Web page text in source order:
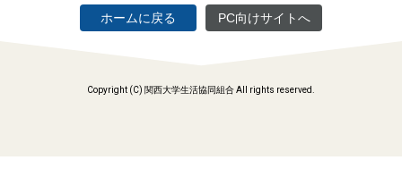
ホームに戻る PC向けサイトへ
Copyright (C) 関西大学生活協同組合 All rights reserved.